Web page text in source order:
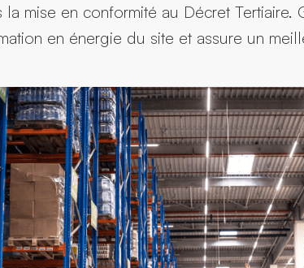
mise en conformité au Décret
en énergie du site et assure un